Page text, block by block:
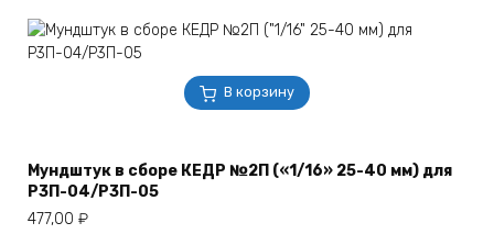
В корзину
Мундштук в сборе КЕДР №2П («1/16» 25-40 мм) для
Р3П-04/Р3П-05
477,00 ₽